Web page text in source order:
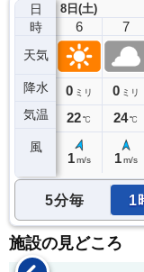
日
時
天気
降水
気温
風
8日(土)
5
0ミリ
20℃
6
0 ミリ
22℃
1 m/s
7
0 ミリ
24℃
1 m/s
5分毎 1
施設の見どころ